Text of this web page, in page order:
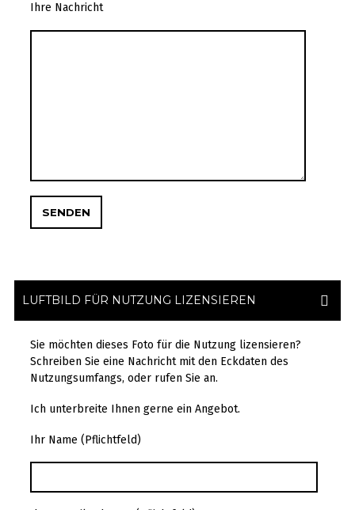
Ihre Nachricht
LUFTBILD FÜR NUTZUNG LIZENSIEREN
Sie möchten dieses Foto für die Nutzung lizensieren?
Schreiben Sie eine Nachricht mit den Eckdaten des
Nutzungsumfangs, oder rufen Sie an.
Ich unterbreite Ihnen gerne ein Angebot.
Ihr Name (Pflichtfeld)